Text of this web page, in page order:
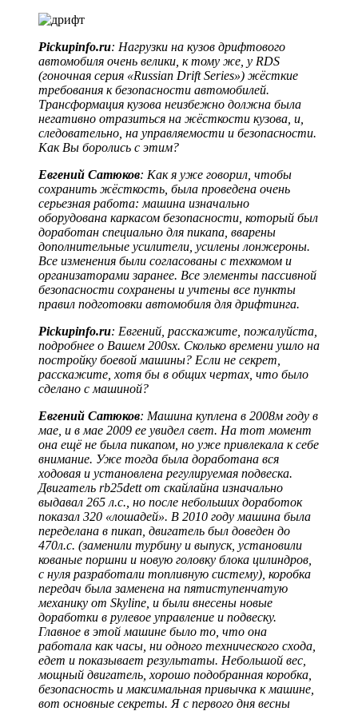
Pickupinfo.ru: Нагрузки на кузов дрифтового
автомобиля очень велики, к тому же, у RDS
(гоночная серия «Russian Drift Series») жёсткие
требования к безопасности автомобилей.
Трансформация кузова неизбежно должна была
негативно отразиться на жёсткости кузова, и,
следовательно, на управляемости и безопасности.
Как Вы боролись с этим?
Евгений Сатюков: Как я уже говорил, чтобы
сохранить жёсткость, была проведена очень
серьезная работа: машина изначально
оборудована каркасом безопасности, который был
доработан специально для пикапа, вварены
дополнительные усилители, усилены лонжероны.
Все изменения были согласованы с техкомом и
организаторами заранее. Все элементы пассивной
безопасности сохранены и учтены все пункты
правил подготовки автомобиля для дрифтинга.
Pickupinfo.ru: Евгений, расскажите, пожалуйста,
подробнее о Вашем 200sx. Сколько времени ушло на
постройку боевой машины? Если не секрет,
расскажите, хотя бы в общих чертах, что было
сделано с машиной?
Евгений Сатюков: Машина куплена в 2008м году в
мае, и в мае 2009 ее увидел свет. На тот момент
она ещё не была пикапом, но уже привлекала к себе
внимание. Уже тогда была доработана вся
ходовая и установлена регулируемая подвеска.
Двигатель rb25dett от скайлайна изначально
выдавал 265 л.с., но после небольших доработок
показал 320 «лошадей». В 2010 году машина была
переделана в пикап, двигатель был доведен до
470л.с. (заменили турбину и выпуск, установили
кованые поршни и новую головку блока цилиндров,
с нуля разработали топливную систему), коробка
передач была заменена на пятиступенчатую
механику от Skyline, и были внесены новые
доработки в рулевое управление и подвеску.
Главное в этой машине было то, что она
работала как часы, ни одного технического схода,
едет и показывает результаты. Небольшой вес,
мощный двигатель, хорошо подобранная коробка,
безопасность и максимальная привычка к машине,
вот основные секреты. Я с первого дня весны